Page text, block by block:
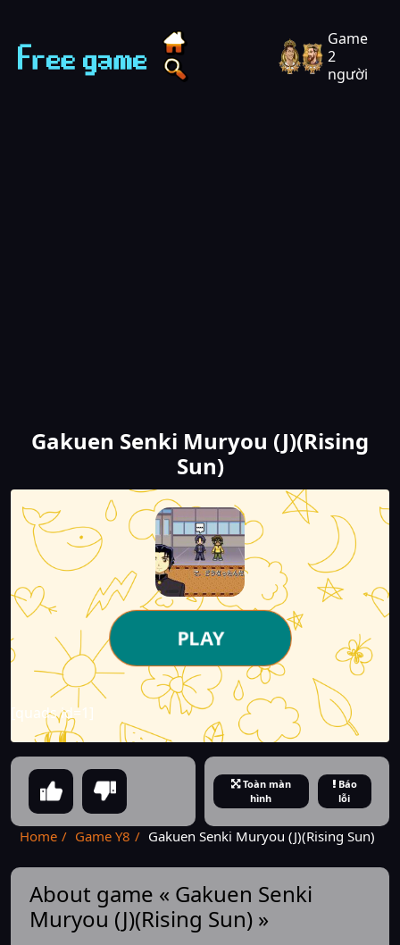
Techvui Play - Chơi game miễn phí
Tìm game
Game
2
người
Gakuen Senki Muryou (J)(Rising
Sun)
PLAY
[quads id=1]
Toàn màn
hình
Báo
lỗi
Home Game Y8 Gakuen Senki Muryou (J)(Rising Sun)
About game « Gakuen Senki
Muryou (J)(Rising Sun) »